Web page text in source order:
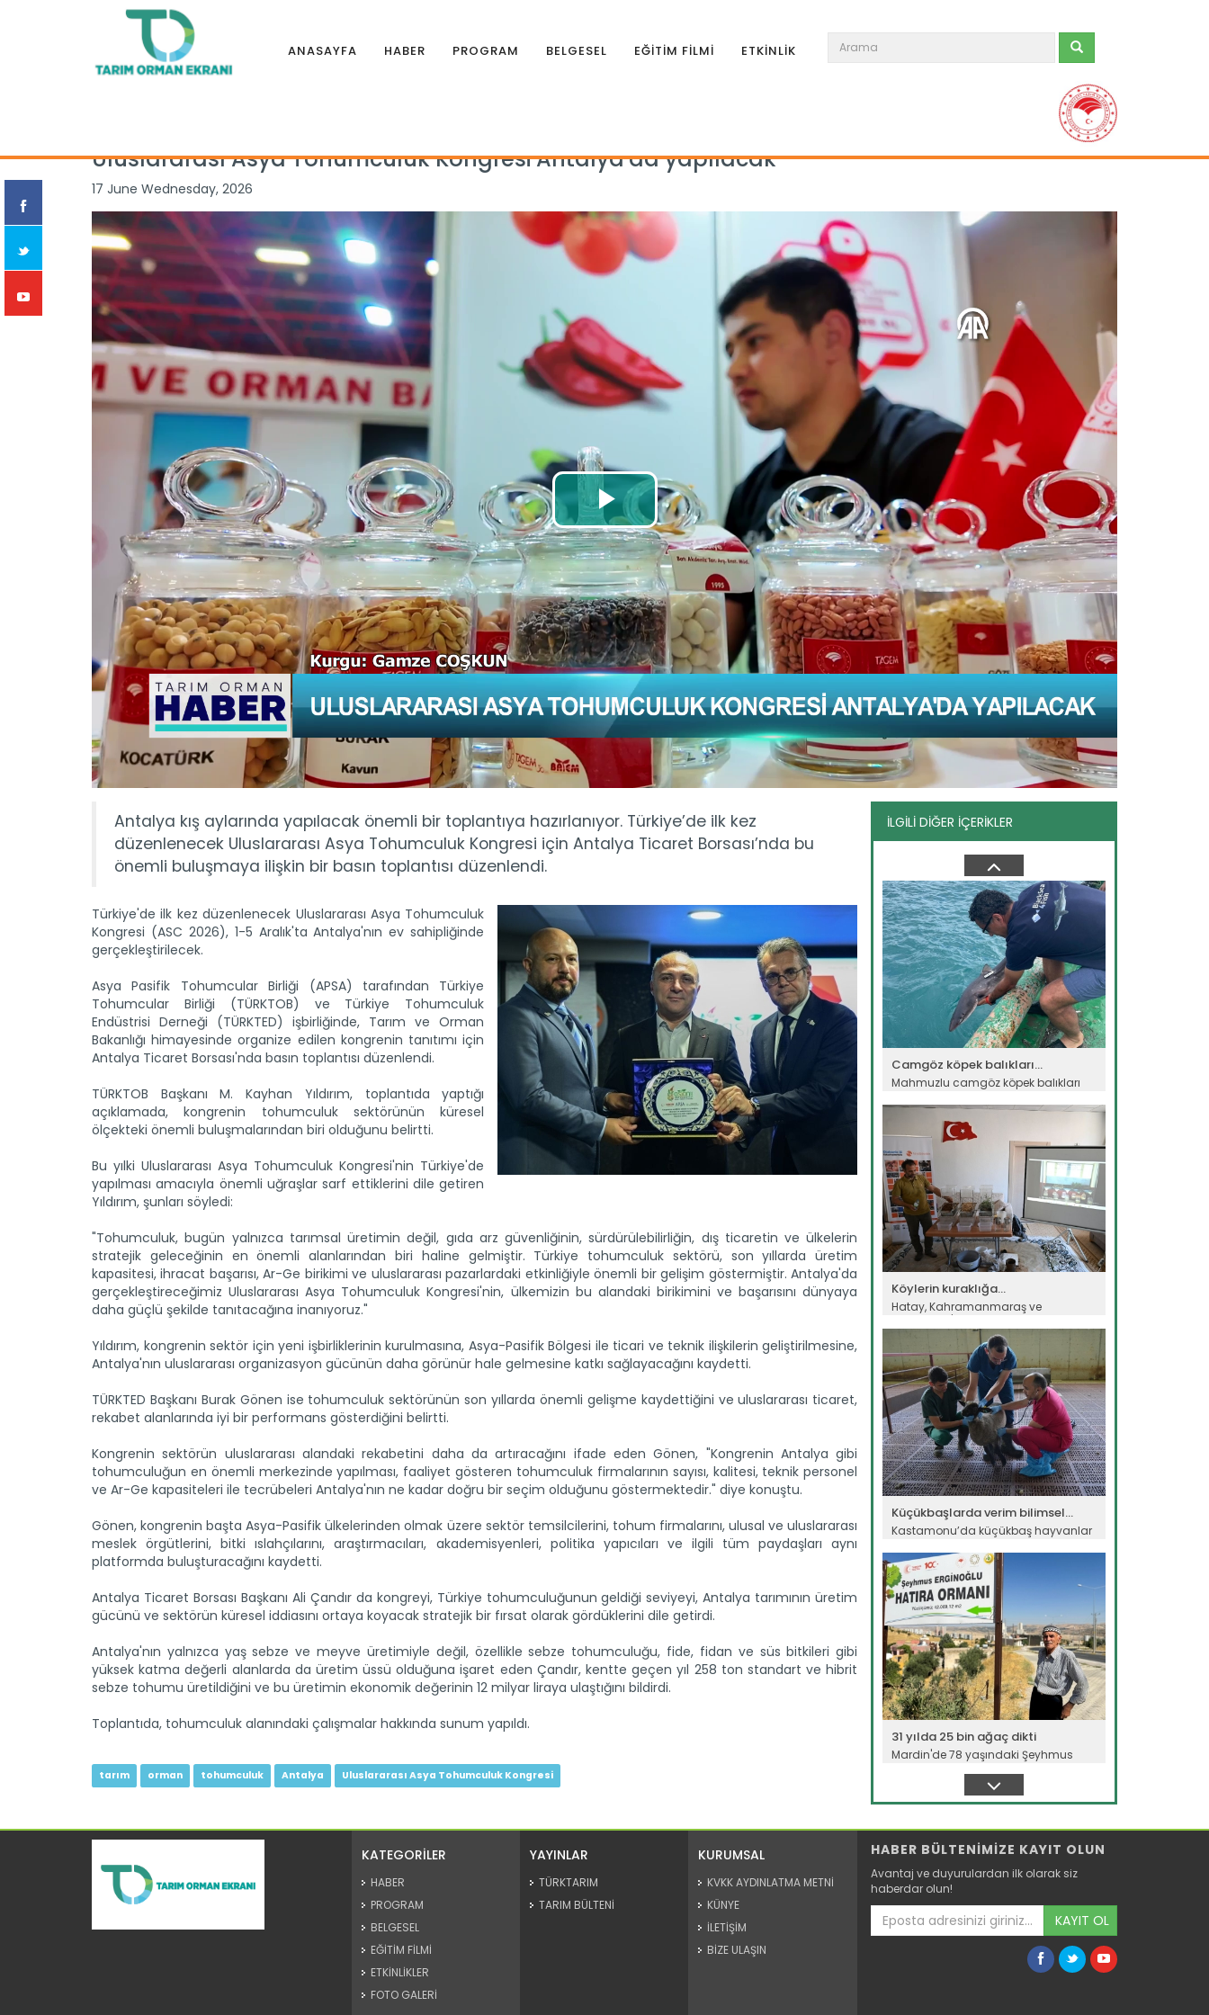
ANASAYFA HABER PROGRAM BELGESEL EĞİTİM FİLMİ ETKİNLİK
Uluslararası Asya Tohumculuk Kongresi Antalya'da yapılacak
17 June Wednesday, 2026
Antalya kış aylarında yapılacak önemli bir toplantıya hazırlanıyor. Türkiye’de ilk kez
düzenlenecek Uluslararası Asya Tohumculuk Kongresi için Antalya Ticaret Borsası’nda bu
önemli buluşmaya ilişkin bir basın toplantısı düzenlendi.
Türkiye'de ilk kez düzenlenecek Uluslararası Asya Tohumculuk
Kongresi (ASC 2026), 1-5 Aralık'ta Antalya'nın ev sahipliğinde
gerçekleştirilecek.
Asya Pasifik Tohumcular Birliği (APSA) tarafından Türkiye
Tohumcular Birliği (TÜRKTOB) ve Türkiye Tohumculuk
Endüstrisi Derneği (TÜRKTED) işbirliğinde, Tarım ve Orman
Bakanlığı himayesinde organize edilen kongrenin tanıtımı için
Antalya Ticaret Borsası'nda basın toplantısı düzenlendi.
TÜRKTOB Başkanı M. Kayhan Yıldırım, toplantıda yaptığı
açıklamada, kongrenin tohumculuk sektörünün küresel
ölçekteki önemli buluşmalarından biri olduğunu belirtti.
Bu yılki Uluslararası Asya Tohumculuk Kongresi'nin Türkiye'de
yapılması amacıyla önemli uğraşlar sarf ettiklerini dile getiren
Yıldırım, şunları söyledi:
"Tohumculuk, bugün yalnızca tarımsal üretimin değil, gıda arz güvenliğinin, sürdürülebilirliğin, dış ticaretin ve ülkelerin
stratejik geleceğinin en önemli alanlarından biri haline gelmiştir. Türkiye tohumculuk sektörü, son yıllarda üretim
kapasitesi, ihracat başarısı, Ar-Ge birikimi ve uluslararası pazarlardaki etkinliğiyle önemli bir gelişim göstermiştir. Antalya'da
gerçekleştireceğimiz Uluslararası Asya Tohumculuk Kongresi'nin, ülkemizin bu alandaki birikimini ve başarısını dünyaya
daha güçlü şekilde tanıtacağına inanıyoruz."
Yıldırım, kongrenin sektör için yeni işbirliklerinin kurulmasına, Asya-Pasifik Bölgesi ile ticari ve teknik ilişkilerin geliştirilmesine,
Antalya'nın uluslararası organizasyon gücünün daha görünür hale gelmesine katkı sağlayacağını kaydetti.
TÜRKTED Başkanı Burak Gönen ise tohumculuk sektörünün son yıllarda önemli gelişme kaydettiğini ve uluslararası ticaret,
rekabet alanlarında iyi bir performans gösterdiğini belirtti.
Kongrenin sektörün uluslararası alandaki rekabetini daha da artıracağını ifade eden Gönen, "Kongrenin Antalya gibi
tohumculuğun en önemli merkezinde yapılması, faaliyet gösteren tohumculuk firmalarının sayısı, kalitesi, teknik personel
ve Ar-Ge kapasiteleri ile tecrübeleri Antalya'nın ne kadar doğru bir seçim olduğunu göstermektedir." diye konuştu.
Gönen, kongrenin başta Asya-Pasifik ülkelerinden olmak üzere sektör temsilcilerini, tohum firmalarını, ulusal ve uluslararası
meslek örgütlerini, bitki ıslahçılarını, araştırmacıları, akademisyenleri, politika yapıcıları ve ilgili tüm paydaşları aynı
platformda buluşturacağını kaydetti.
Antalya Ticaret Borsası Başkanı Ali Çandır da kongreyi, Türkiye tohumculuğunun geldiği seviyeyi, Antalya tarımının üretim
gücünü ve sektörün küresel iddiasını ortaya koyacak stratejik bir fırsat olarak gördüklerini dile getirdi.
Antalya'nın yalnızca yaş sebze ve meyve üretimiyle değil, özellikle sebze tohumculuğu, fide, fidan ve süs bitkileri gibi
yüksek katma değerli alanlarda da üretim üssü olduğuna işaret eden Çandır, kentte geçen yıl 258 ton standart ve hibrit
sebze tohumu üretildiğini ve bu üretimin ekonomik değerinin 12 milyar liraya ulaştığını bildirdi.
Toplantıda, tohumculuk alanındaki çalışmalar hakkında sunum yapıldı.
tarım orman tohumculuk Antalya Uluslararası Asya Tohumculuk Kongresi
İLGİLİ DİĞER İÇERİKLER
Devamını Oku ->
Balon balığı istilasına bütçe...
İklim değişikliğiyle Akdeniz’i tehdit
eden istilacı balon...
Devamını Oku ->
Batı Akdeniz'in yaş meyve ve...
Antalya, Isparta ve Burdur'daki
firmalardan yapılan yaş meyve ve...
Devamını Oku ->
Su ürünleri ihracatında...
Balıkçılık ve Su Ürünleri Genel Müdürü
Turgay Türkyılmaz, su...
Devamını Oku ->
Camgöz köpek balıkları...
Mahmuzlu camgöz köpek balıkları
Köylerin kuraklığa...
Hatay, Kahramanmaraş ve
Adıyaman'da iklim kaynaklı afet
riski...
Devamını Oku ->
Küçükbaşlarda verim bilimsel...
Kastamonu’da küçükbaş hayvanlar
Devamını Oku ->
31 yılda 25 bin ağaç dikti
Mardin'de 78 yaşındaki Şeyhmus
Turunçgilde 6 aylık ihracat...
KATEGORİLER
HABER
PROGRAM
BELGESEL
EĞİTİM FİLMİ
ETKİNLİKLER
FOTO GALERİ
YAYINLAR
TÜRKTARIM
TARIM BÜLTENİ
KURUMSAL
KVKK AYDINLATMA METNİ
KÜNYE
İLETİŞİM
BİZE ULAŞIN
HABER BÜLTENİMİZE KAYIT OLUN
Avantaj ve duyurulardan ilk olarak siz
haberdar olun!
KAYIT OL